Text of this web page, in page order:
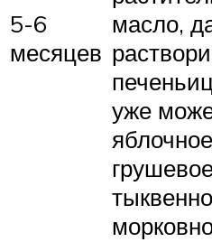
5-6
месяцев
масло,
уже